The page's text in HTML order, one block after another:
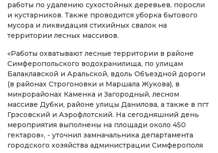
работы по удалению сухостойных деревьев, поросли
и кустарников. Также проводится уборка бытового
мусора и ликвидация стихийных свалок на
территории лесных массивов.
«Работы охватывают лесные территории в районе
Симферопольского водохранилища, по улицам
Балаклавской и Аральской, вдоль Объездной дороги
(в районах Строгоновки и Маршала Жукова), в
микрорайонах Каменка и Загородный, лесном
массиве Дубки, районе улицы Данилова, а также в пгт
Грэсовский и Аэрофлотский. На сегодняшний день
мероприятия выполнены на площади около 450
гектаров», - уточнил замначальника департамента
городского хозяйства администрации Симферополя